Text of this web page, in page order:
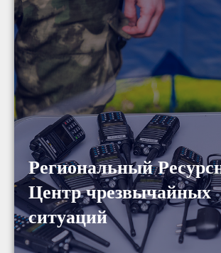
Региональный
Центр чрезвычайных
ситуаций